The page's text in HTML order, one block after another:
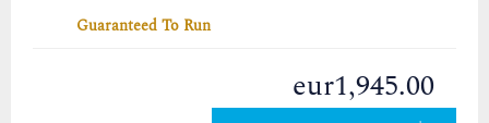
Guaranteed To Run
eur1,945.00